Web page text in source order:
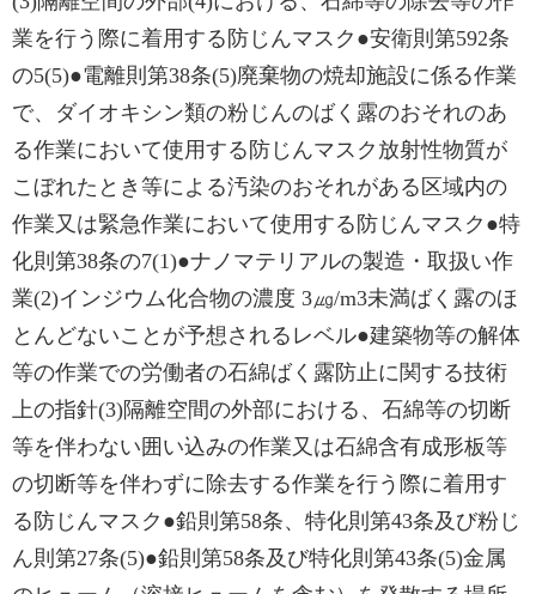
業を行う際に着用する防じんマスク●安衛則第592条
の5(5)●電離則第38条(5)廃棄物の焼却施設に係る作業
で、ダイオキシン類の粉じんのばく露のおそれのあ
る作業において使用する防じんマスク放射性物質が
こぼれたとき等による汚染のおそれがある区域内の
作業又は緊急作業において使用する防じんマスク●特
化則第38条の7(1)●ナノマテリアルの製造・取扱い作
業(2)インジウム化合物の濃度 3㎍/m3未満ばく露のほ
とんどないことが予想されるレベル●建築物等の解体
等の作業での労働者の石綿ばく露防止に関する技術
上の指針(3)隔離空間の外部における、石綿等の切断
等を伴わない囲い込みの作業又は石綿含有成形板等
の切断等を伴わずに除去する作業を行う際に着用す
る防じんマスク●鉛則第58条、特化則第43条及び粉じ
ん則第27条(5)●鉛則第58条及び特化則第43条(5)金属